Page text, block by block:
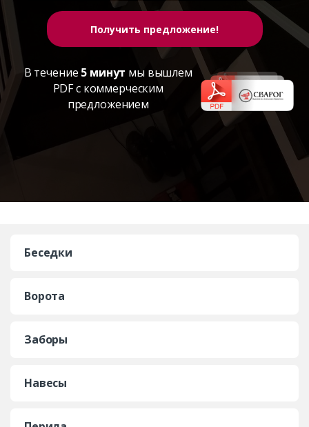
В течение 5 минут мы вышлем
PDF с коммерческим
предложением
Беседки
Ворота
Заборы
Навесы